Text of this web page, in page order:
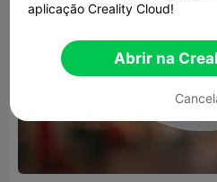
aplicação Creality Cloud!
Abrir na